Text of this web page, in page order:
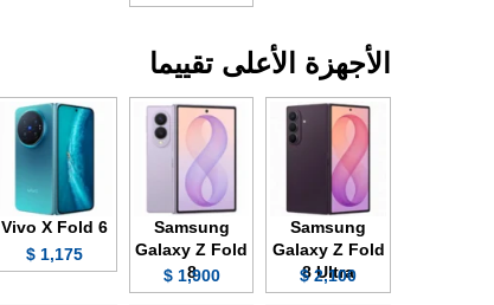
الأجهزة الأعلى تقييما
Samsung
Galaxy Z Fold
8 Ultra
2,100 $
Samsung
Galaxy Z Fold
8
1,900 $
Vivo X Fold 6
1,175 $